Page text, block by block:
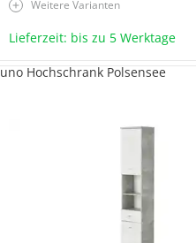
Weitere Varianten
Lieferzeit: bis zu 5 Werktage
uno Hochschrank Polsensee